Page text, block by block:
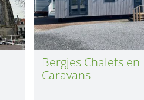
Bergjes Chalets en
Caravans